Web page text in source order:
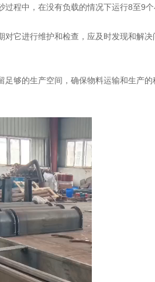
程中，在没有负载的情况下运行8至9
它进行维护和检查，应及时发现和解
够的生产空间，确保物料运输和生产